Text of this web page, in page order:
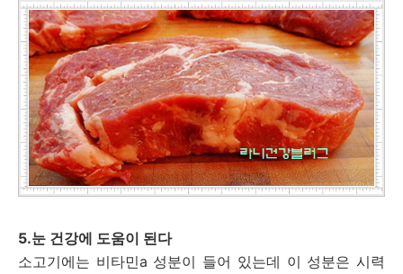
5.눈 건강에 도움이 된다
소고기에는 비타민a 성분이 들어 있는데 이 성분은 시력